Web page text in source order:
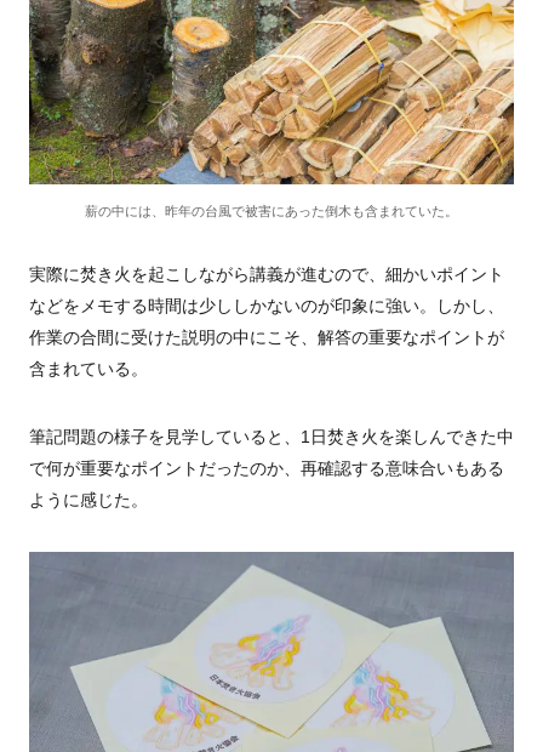
薪の中には、昨年の台風で被害にあった倒木も含まれていた。
実際に焚き火を起こしながら講義が進むので、細かいポイント
などをメモする時間は少ししかないのが印象に強い。しかし、
作業の合間に受けた説明の中にこそ、解答の重要なポイントが
含まれている。
筆記問題の様子を見学していると、1日焚き火を楽しんできた中
で何が重要なポイントだったのか、再確認する意味合いもある
ように感じた。